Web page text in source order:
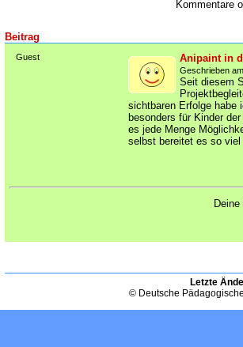
Kommentare
Beitrag
Guest Anipaint in
Geschrieben
Seit diesem
sichtbaren Erfolge habe
besonders für Kinder
es jede Menge
selbst bereitet es so
Letzte
© Deutsche